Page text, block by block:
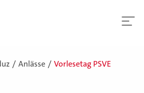
Anlässe Vorlesetag PSVE